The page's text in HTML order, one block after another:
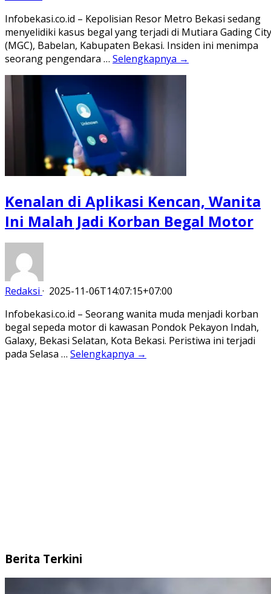
Infobekasi.co.id – Kepolisian Resor Metro Bekasi sedang
menyelidiki kasus begal yang terjadi di Mutiara Gading City
(MGC), Babelan, Kabupaten Bekasi. Insiden ini menimpa
seorang pengendara … Selengkapnya →
Kenalan di Aplikasi Kencan, Wanita
Ini Malah Jadi Korban Begal Motor
Redaksi · 2025-11-06T14:07:15+07:00
Infobekasi.co.id – Seorang wanita muda menjadi korban
begal sepeda motor di kawasan Pondok Pekayon Indah,
Galaxy, Bekasi Selatan, Kota Bekasi. Peristiwa ini terjadi
pada Selasa … Selengkapnya →
Berita Terkini